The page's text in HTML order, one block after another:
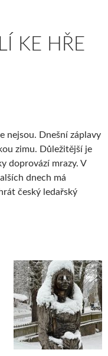
KE HŘE
nejsou. Dnešní záplavy
zimu. Důležitější je
doprovází mrazy. V
dnech má
český ledařský